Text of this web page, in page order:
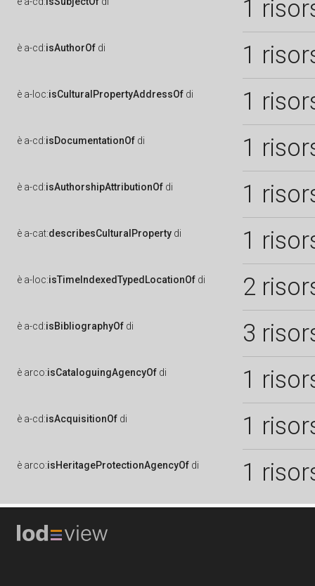
1
è a-cd:isAuthorOf di 1
è a-loc:isCulturalPropertyAddressOf di 1
è a-cd:isDocumentationOf di 1
è a-cd:isAuthorshipAttributionOf di 1
è a-cat:describesCulturalProperty di 1
è a-loc:isTimeIndexedTypedLocationOf di 2
è a-cd:isBibliographyOf di 3
è arco:isCataloguingAgencyOf di 1
è a-cd:isAcquisitionOf di 1
è arco:isHeritageProtectionAgencyOf di 1